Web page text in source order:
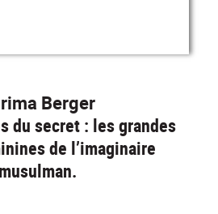
Berger
du secret : les grandes
de l’imaginaire
musulman.